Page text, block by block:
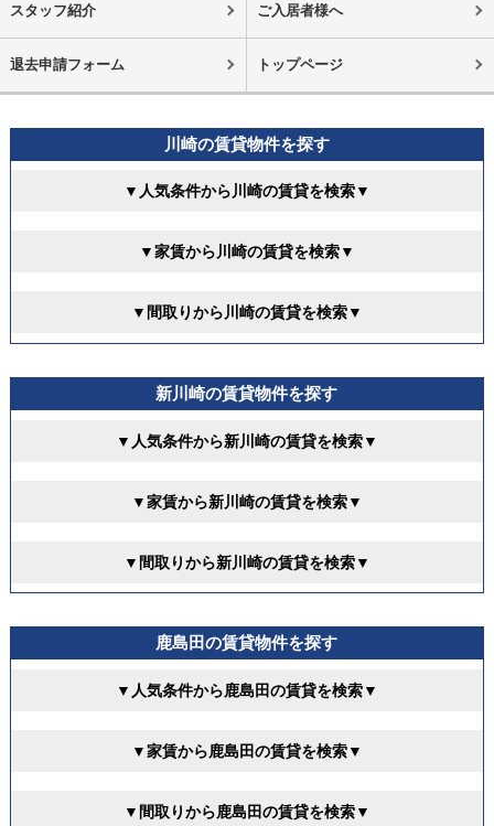
スタッフ紹介 ご入居者様へ
退去申請フォーム トップページ
川崎の賃貸物件を探す
▼人気条件から川崎の賃貸を検索▼
▼家賃から川崎の賃貸を検索▼
▼間取りから川崎の賃貸を検索▼
新川崎の賃貸物件を探す
▼人気条件から新川崎の賃貸を検索▼
▼家賃から新川崎の賃貸を検索▼
▼間取りから新川崎の賃貸を検索▼
鹿島田の賃貸物件を探す
▼人気条件から鹿島田の賃貸を検索▼
▼家賃から鹿島田の賃貸を検索▼
▼間取りから鹿島田の賃貸を検索▼